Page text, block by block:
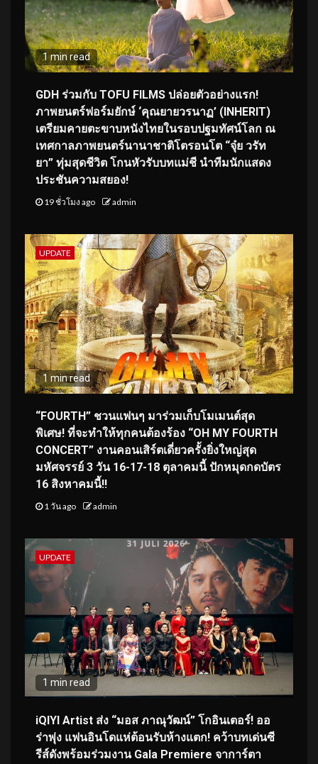
1 min read
GDH ร่วมกับ TOFU FILMS ปล่อยตัวอย่างแรก!
ภาพยนตร์ฟอร์มยักษ์ ‘คุณยายวรนาฏ’ (INHERIT)
เตรียมคายตะขาบหนังไทยในรอบปฐมทัศน์โลก ณ
เทศกาลภาพยนตร์นานาชาติโตรอนโต “จุ๋ย วรัท
ยา” ทุ่มสุดชีวิต โกนหัวรับบทแม่ชี นำทีมนักแสดง
ประชันความสยอง!
19 ชั่วโมง ago admin
UPDATE
1 min read
“FOURTH” ชวนแฟนๆ มาร่วมเก็บโมเมนต์สุด
พิเศษ! ที่จะทำให้ทุกคนต้องร้อง “OH MY FOURTH
CONCERT” งานคอนเสิร์ตเดี่ยวครั้งยิ่งใหญ่สุด
มหัศจรรย์ 3 วัน 16-17-18 ตุลาคมนี้ ปักหมุดกดบัตร
16 สิงหาคมนี้!!
1 วัน ago admin
UPDATE
1 min read
iQIYI Artist ส่ง “มอส ภาณุวัฒน์” โกอินเตอร์! ออ
ร่าพุ่ง แฟนอินโดแห่ต้อนรับห้างแตก! คว้าบทเด่นซี
รีส์ดังพร้อมร่วมงาน Gala Premiere จาการ์ตา